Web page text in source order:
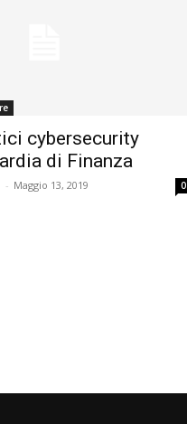
cybersecurity
di Finanza
- Maggio 13, 2019 0